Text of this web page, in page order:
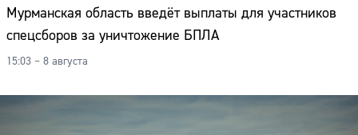
Мурманская область введёт выплаты для участников
спецсборов за уничтожение БПЛА
15:03 – 8 августа